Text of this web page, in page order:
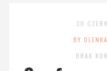
30
BY
BRAK